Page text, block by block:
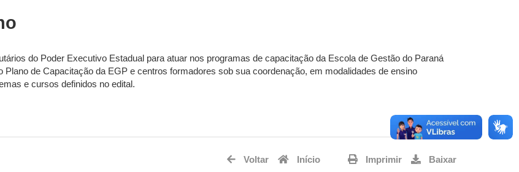
do Poder Executivo Estadual para atuar nos programas de capacitação da Escola de Gestão do Paraná
de Capacitação da EGP e centros formadores sob sua coordenação, em modalidades de ensino
e cursos definidos no edital.
Voltar Início Imprimir Baixar